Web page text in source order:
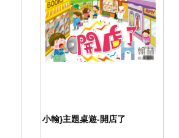
小翰}主題桌遊-開店了